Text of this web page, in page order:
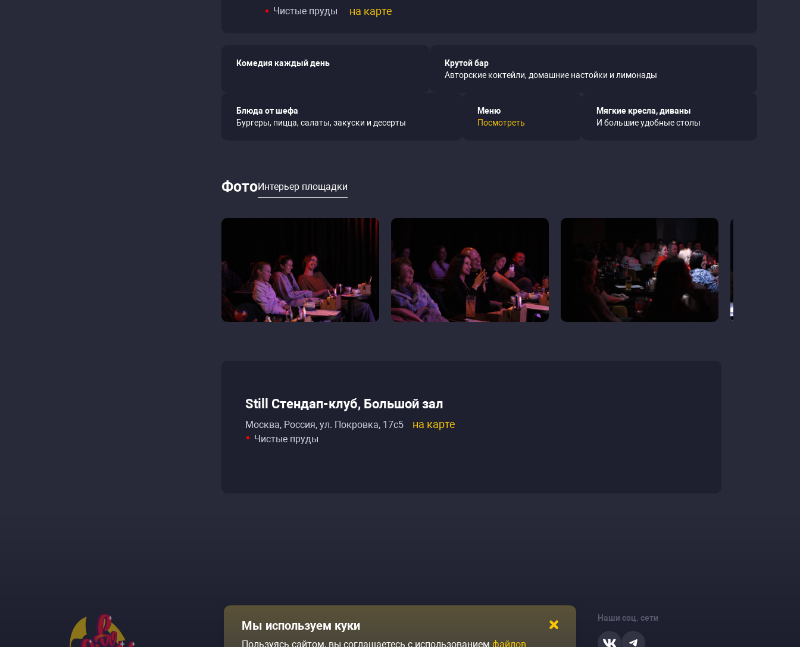
Чистые пруды на карте
Комедия каждый день
Крутой бар
Авторские коктейли, домашние настойки и лимонады
Блюда от шефа
Бургеры, пицца, салаты, закуски и десерты
Меню
Посмотреть
Мягкие кресла, диваны
И большие удобные столы
ФотоИнтерьер площадки
Still Стендап-клуб, Большой зал
Москва, Россия, ул. Покровка, 17с5 на карте
Чистые пруды
Площадки Журнал Политика конфиденциальности
Наши соц. сети
Мы используем куки
Пользуясь сайтом, вы соглашаетесь с использованием файлов